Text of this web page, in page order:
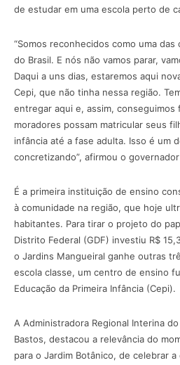
de estudar em uma escola perto de
“Somos reconhecidos como uma das
do Brasil. E nós não vamos parar,
Daqui a uns dias, estaremos aqui
Cepi, que não tinha nessa região.
entregar aqui e, assim,
moradores possam matricular seus
infância até a fase adulta. Isso é um
concretizando”, afirmou o
É a primeira instituição de ensino
à comunidade na região, que hoje
habitantes. Para tirar o projeto do
Distrito Federal (GDF) investiu R$
o Jardins Mangueiral ganhe outras
escola classe, um centro de ensino
Educação da Primeira Infância (Cepi).
A Administradora Regional Interina
Bastos, destacou a relevância do
para o Jardim Botânico, de celebrar